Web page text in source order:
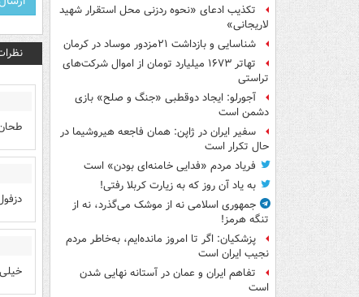
تکذیب ادعای «نحوه ردزنی محل استقرار شهید
لاریجانی»
شناسایی و بازداشت ۲۱مزدور موساد در کرمان
تهاتر ۱۶۷۳ میلیارد تومان از اموال شرکت‌های
تراستی
آجورلو: ایجاد دوقطبی «جنگ و صلح‌» بازی
دشمن است
سفیر ایران در ژاپن: همان فاجعه هیروشیما در
حال تکرار است
فریاد مردم «فدایی خامنه‌ای بودن» است
به یاد آن روز که به زیارت کربلا رفتی!
جمهوری اسلامی نه از موشک می‌گذرد، نه از
تنگه هرمز!
پزشکیان: اگر تا امروز مانده‌ایم، به‌خاطر مردم
نجیب ایران است
تفاهم ایران و عمان در آستانه نهایی شدن
است